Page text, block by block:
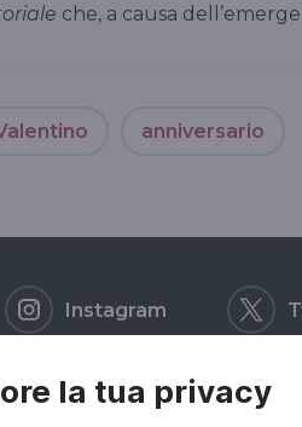
la tua privacy
che, a causa
anniversario
Instagram